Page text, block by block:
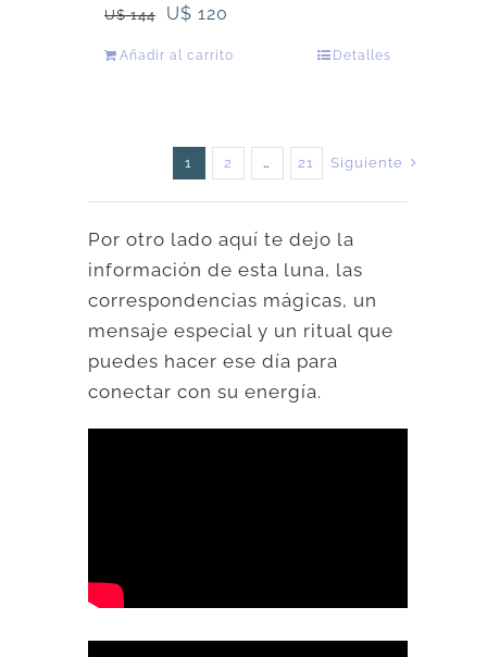
U$144
El
144.
U$120
120.
Añadir al carrito Detalles
1 2 … 21 Siguiente
Por otro lado aquí te dejo la
información de esta luna, las
correspondencias mágicas, un
mensaje especial y un ritual que
puedes hacer ese día para
conectar con su energía.